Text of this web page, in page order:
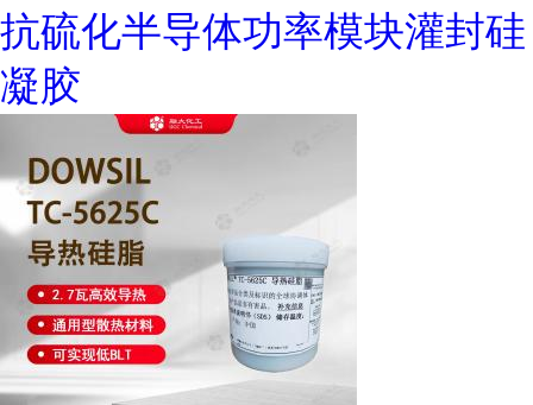
抗硫化半导体功率模块灌封硅
凝胶